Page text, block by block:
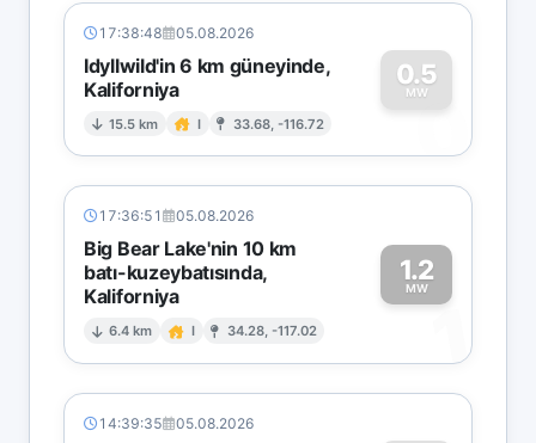
17:38:48 05.08.2026
Idyllwild'in 6 km güneyinde,
Kaliforniya
15.5 km I 33.68, -116.72
0.5
MW
0
17:36:51 05.08.2026
Big Bear Lake'nin 10 km
batı-kuzeybatısında,
Kaliforniya
6.4 km I 34.28, -117.02
1.2
MW
1
14:39:35 05.08.2026